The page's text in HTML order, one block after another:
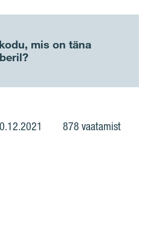
mis on täna
878 vaatamist